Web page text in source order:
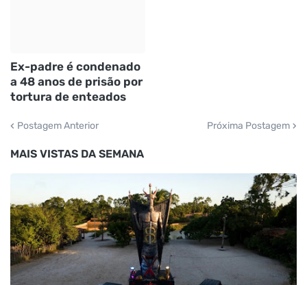
Ex-padre é condenado
a 48 anos de prisão por
tortura de enteados
Postagem Anterior Próxima Postagem
MAIS VISTAS DA SEMANA